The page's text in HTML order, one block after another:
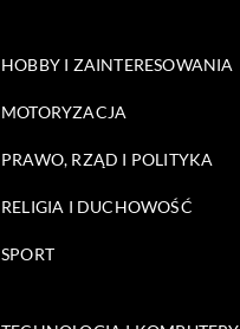
HOBBY I ZAINTERESOWANIA
MOTORYZACJA
PRAWO, RZĄD I POLITYKA
RELIGIA I DUCHOWOŚĆ
SPORT